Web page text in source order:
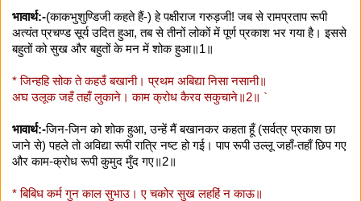
भावार्थ:-(काकभुशुण्डिजी कहते हैं-) हे पक्षीराज गरुड़जी! जब से रामप्रताप रूपी
अत्यंत प्रचण्ड सूर्य उदित हुआ, तब से तीनों लोकों में पूर्ण प्रकाश भर गया है। इससे
बहुतों को सुख और बहुतों के मन में शोक हुआ॥1॥
* जिन्हहि सोक ते कहउँ बखानी। प्रथम अबिद्या निसा नसानी॥
अघ उलूक जहँ तहाँ लुकाने। काम क्रोध कैरव सकुचाने॥2॥ `
भावार्थ:-जिन-जिन को शोक हुआ, उन्हें मैं बखानकर कहता हूँ (सर्वत्र प्रकाश छा
जाने से) पहले तो अविद्या रूपी रात्रि नष्ट हो गई। पाप रूपी उल्लू जहाँ-तहाँ छिप गए
और काम-क्रोध रूपी कुमुद मुँद गए॥2॥
* बिबिध कर्म गुन काल सुभाउ। ए चकोर सुख लहहिं न काऊ॥